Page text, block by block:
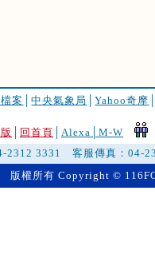
案 │中央氣象局 │Yahoo奇摩
回首頁 Alexa│ M-W
2312 3331 客服傳真：
版權所有 Copyright ©